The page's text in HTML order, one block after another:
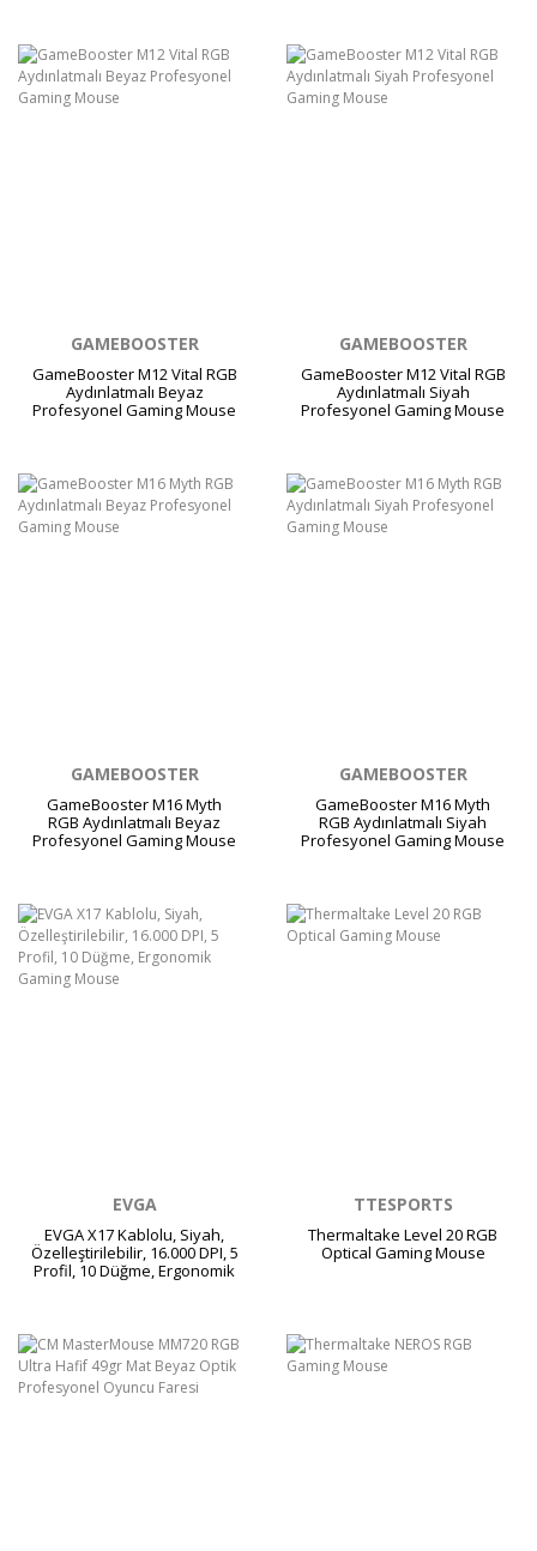
GAMEBOOSTER
GameBooster M12 Vital RGB
Aydınlatmalı Beyaz
Profesyonel Gaming Mouse
GAMEBOOSTER
GameBooster M12 Vital RGB
Aydınlatmalı Siyah
Profesyonel Gaming Mouse
GAMEBOOSTER
GameBooster M16 Myth
RGB Aydınlatmalı Beyaz
Profesyonel Gaming Mouse
GAMEBOOSTER
GameBooster M16 Myth
RGB Aydınlatmalı Siyah
Profesyonel Gaming Mouse
EVGA
EVGA X17 Kablolu, Siyah,
Özelleştirilebilir, 16.000 DPI, 5
Profil, 10 Düğme, Ergonomik
TTESPORTS
Thermaltake Level 20 RGB
Optical Gaming Mouse